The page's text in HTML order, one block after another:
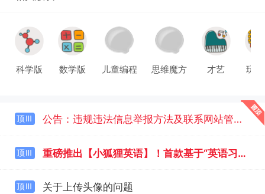
科学版 数学版 儿童编程 思维魔方 才艺 玩
顶Ⅲ 公告：违规违法信息举报方法及联系网站管理的方式
顶Ⅲ 重磅推出【小狐狸英语】！首款基于“英语习得理念”的儿童英语启蒙课产品！
顶Ⅲ 关于上传头像的问题